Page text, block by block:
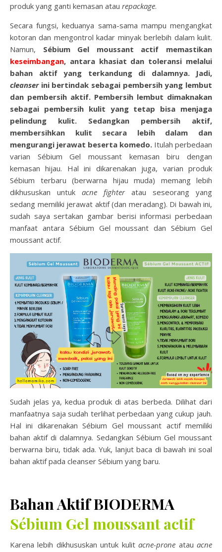
produk yang ganti kemasan atau repackage.
Secara fungsi, keduanya sama-sama mampu mengangkat
kotoran dan mengontrol kadar minyak berlebih dalam kulit.
Namun, Sébium Gel moussant actif memastikan
keseimbangan, antara khasiat dan toleransi melalui
bahan aktif yang terkandung di dalamnya.
Jadi,
cleanserini bertindak sebagai pembersih yang lembut
dan pembersih aktif. Pembersih lembut dimaknakan
sebagai pembersih kulit yang tetap bisa menjaga
pelindung kulit. Sedangkan pembersih aktif,
membersihkan kulit secara lebih dalam dan
mengurangi jerawat beserta komedo. Itulah perbedaan
varian Sébium Gel moussant kemasan biru dengan
kemasan hijau. Hal ini dikarenakan juga, varian produk
Sébium terbaru (berwarna hijau muda) memang lebih
dikhususkan untuk acne fighter atau seseorang yang
sedang memiliki jerawat aktif (dan meradang). Di bawah ini,
sudah saya sertakan gambar berisi informasi perbedaan
manfaat antara Sébium Gel moussant dan Sébium Gel
moussant actif.
Sudah jelas ya, kedua produk di atas berbeda. Dilihat dari
manfaatnya saja sudah terlihat perbedaan yang cukup jauh.
Hal ini dikarenakan Sébium Gel moussant actif memiliki
bahan aktif di dalamnya. Sedangkan Sébium Gel moussant
berwarna biru, tidak ada. Yuk, lanjut baca di bawah ini soal
bahan aktif pada cleanser Sébium yang baru.
Bahan Aktif BIODERMA
Sébium Gel moussant actif
Karena lebih dikhususkan untuk kulitacne-prone atauacne